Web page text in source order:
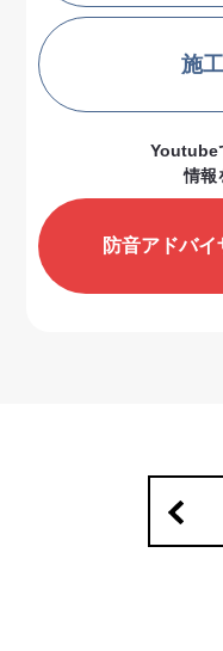
施
Youtube
情報
防音アドバ